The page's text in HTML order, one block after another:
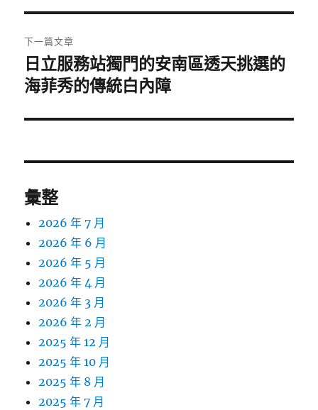
覽
文
章:
下一篇文章
下
一
文
日立服務站獨門的安南區透天挑選的
海菲秀的傳統白內障
彙整
2026 年 7 月
2026 年 6 月
2026 年 5 月
2026 年 4 月
2026 年 3 月
2026 年 2 月
2025 年 12 月
2025 年 10 月
2025 年 8 月
2025 年 7 月